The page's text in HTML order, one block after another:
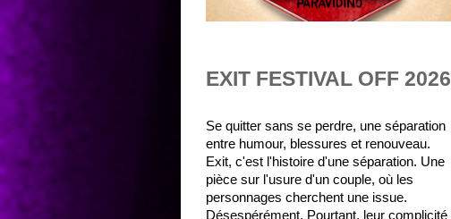
EXIT FESTIVAL OFF 2026
Se quitter sans se perdre, une séparation
entre humour, blessures et renouveau.
Exit, c'est l'histoire d'une séparation. Une
pièce sur l'usure d'un couple, où les
personnages cherchent une issue.
Désespérément. Pourtant, leur complicité